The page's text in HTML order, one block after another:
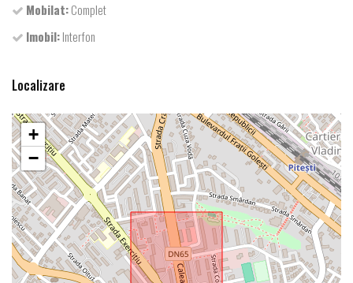
Mobilat:Complet
Imobil:Interfon
Localizare
+
−